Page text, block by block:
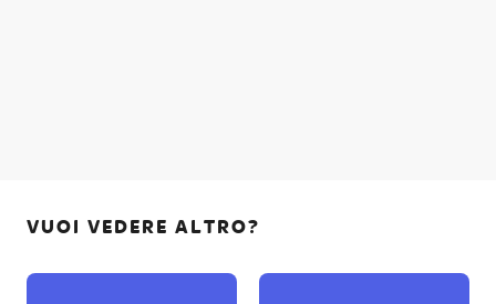
VUOI VEDERE ALTRO?